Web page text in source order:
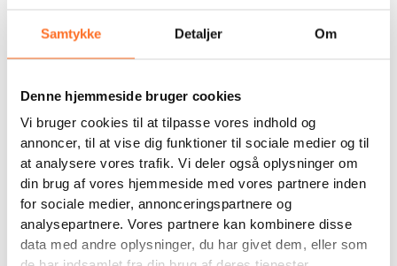
Samtykke Detaljer Om
Denne hjemmeside bruger cookies
Vi bruger cookies til at tilpasse vores indhold og
annoncer, til at vise dig funktioner til sociale medier og til
at analysere vores trafik. Vi deler også oplysninger om
din brug af vores hjemmeside med vores partnere inden
for sociale medier, annonceringspartnere og
analysepartnere. Vores partnere kan kombinere disse
data med andre oplysninger, du har givet dem, eller som
Siden redningen har Hope ikke været i stand til at tale.
Han taler med lyde, som han selv finder på, men udtaler
ikke ord. Vi har fået undersøgt hans ører ad flere
omgange, og de undersøgelser har vist, at han har
nedsat hørelse. Han er nok det, man vil kalde ‘døvstum’.
Vi har forsøgt at give ham høreapparater, men han vil
ikke gå med dem. Han trives med sin egen måde at
kommunikere på – og meget af den sker stadig